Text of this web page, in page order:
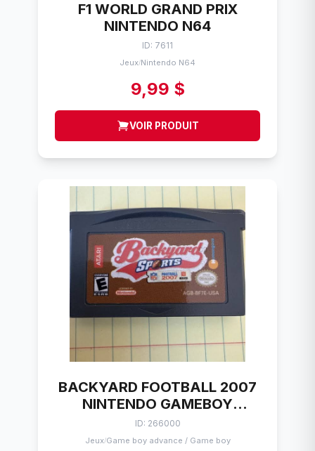
F1 WORLD GRAND PRIX
NINTENDO N64
ID: 7611
Jeux/Nintendo N64
9,99 $
VOIR PRODUIT
BACKYARD FOOTBALL 2007
NINTENDO GAMEBOY
ADVANCE
ID: 266000
Jeux/Game boy advance / Game boy